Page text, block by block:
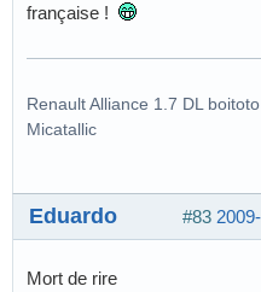
française !
Renault Alliance 1.7 DL
Micatallic
#83
Eduardo
Mort de rire